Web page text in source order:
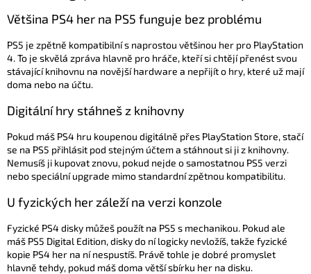
Většina PS4 her na PS5 funguje bez problému
PS5 je zpětně kompatibilní s naprostou většinou her pro PlayStation
4. To je skvělá zpráva hlavně pro hráče, kteří si chtějí přenést svou
stávající knihovnu na novější hardware a nepřijít o hry, které už mají
doma nebo na účtu.
Digitální hry stáhneš z knihovny
Pokud máš PS4 hru koupenou digitálně přes PlayStation Store, stačí
se na PS5 přihlásit pod stejným účtem a stáhnout si ji z knihovny.
Nemusíš ji kupovat znovu, pokud nejde o samostatnou PS5 verzi
nebo speciální upgrade mimo standardní zpětnou kompatibilitu.
U fyzických her záleží na verzi konzole
Fyzické PS4 disky můžeš použít na PS5 s mechanikou. Pokud ale
máš PS5 Digital Edition, disky do ní logicky nevložíš, takže fyzické
kopie PS4 her na ní nespustíš. Právě tohle je dobré promyslet
hlavně tehdy, pokud máš doma větší sbírku her na disku.